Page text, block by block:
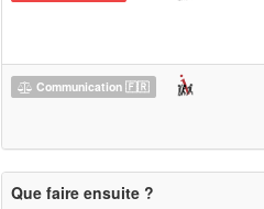
Communication 🇫🇷
Que faire ensuite ?